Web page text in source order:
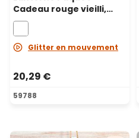
Cadeau rouge vieilli,
glitter scintillant, h 18
cm, led blanc froid
Glitter en mouvement
20,29 €
59788